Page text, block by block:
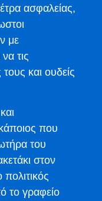
ασφαλείας,
με
τις
και ουδείς
που
του
στον
το γραφείο